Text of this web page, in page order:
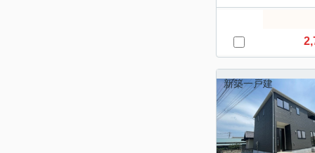
新築一戸建